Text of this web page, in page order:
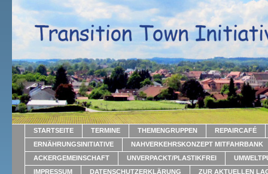
STARTSEITE TERMINE THEMENGRUPPEN
REPAIRCAFÉ
ERNÄHRUNGSINITIATIVE
NAHVERKEHRSKONZEPT MITFAHRBANK
ACKERGEMEINSCHAFT
UNVERPACKT/PLASTIKFREI
IMPRESSUM
DATENSCHUTZERKLÄRUNG ZUR AKTUELLEN